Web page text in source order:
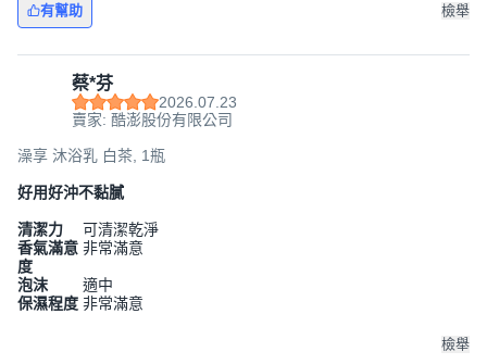
有幫助 檢舉
蔡*芬
2026.07.23
賣家: 酷澎股份有限公司
澡享 沐浴乳 白茶, 1瓶
好用好沖不黏膩
清潔力
可清潔乾淨
香氣滿意
度
非常滿意
泡沫
適中
保濕程度 非常滿意
檢舉